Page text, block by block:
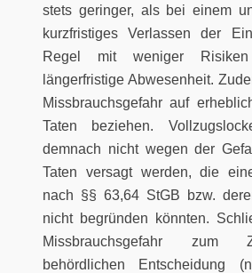
stets geringer, als bei einem
kurzfristiges Verlassen der
Regel mit weniger
längerfristige Abwesenheit.
Missbrauchsgefahr auf
Taten beziehen.
demnach nicht wegen der
Taten versagt werden, die
nach §§ 63,64 StGB bzw.
nicht begründen könnten.
Missbrauchsgefahr zum
behördlichen Entscheidung